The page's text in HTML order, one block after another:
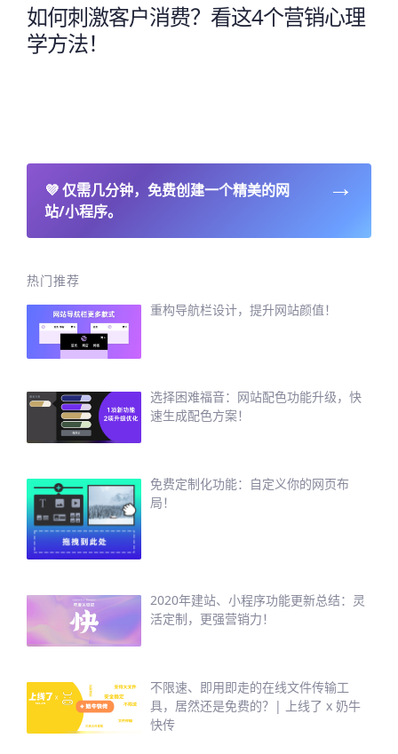
如何刺激客户消费？看这4个营销心理
学方法！
💜仅需几分钟，免费创建一个精美的网
站/小程序。
→
热门推荐
重构导航栏设计，提升网站颜值！
选择困难福音：网站配色功能升级，快
速生成配色方案！
免费定制化功能：自定义你的网页布
局！
2020年建站、小程序功能更新总结：灵
活定制，更强营销力！
不限速、即用即走的在线文件传输工
具，居然还是免费的？| 上线了 x 奶牛
快传